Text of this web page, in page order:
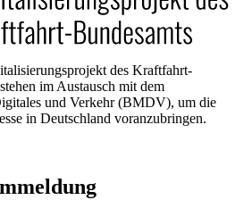
des Kraftfahrt-
im Austausch mit dem
und Verkehr (BMDV), um die
in Deutschland voranzubringen.